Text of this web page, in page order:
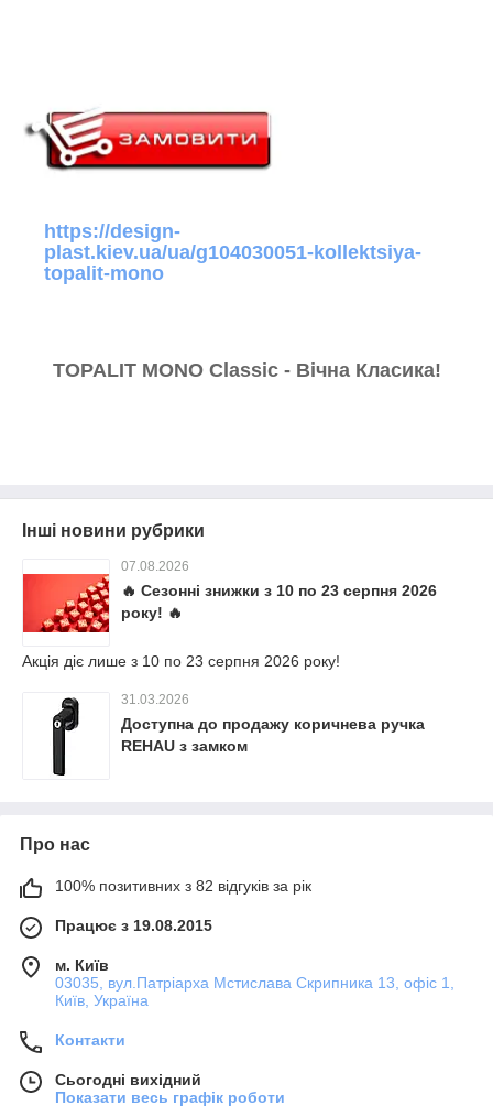
https://design-
plast.kiev.ua/ua/g104030051-kollektsiya-
topalit-mono
TOPALIT MONO Classic - Вічна Класика!
Інші новини рубрики
07.08.2026
🔥 Сезонні знижки з 10 по 23 серпня 2026
року! 🔥
Акція діє лише з 10 по 23 серпня 2026 року!
31.03.2026
Доступна до продажу коричнева ручка
REHAU з замком
Про нас
100% позитивних з 82 відгуків за рік
Працює з 19.08.2015
м. Київ
03035, вул.Патріарха Мстислава Скрипника 13, офіс 1,
Київ, Україна
Контакти
Сьогодні вихідний
Показати весь графік роботи